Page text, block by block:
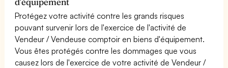
Protégez votre activité contre les grands risques
pouvant survenir lors de l'exercice de l'activité de
Vendeur / Vendeuse comptoir en biens d'équipement.
Vous êtes protégés contre les dommages que vous
causez lors de l'exercice de votre activité de Vendeur /